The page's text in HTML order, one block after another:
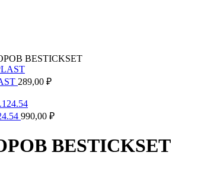
BESTICKSET
289,00 ₽
990,00 ₽
BESTICKSET